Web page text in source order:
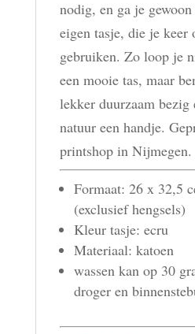
nodig, en ga je
eigen tasje, die je keer
gebruiken. Zo loop je
een mooie tas, maar
lekker duurzaam bezig
natuur een handje.
printshop in Nijmegen.
Formaat: 26 x 32,5
(exclusief hengsels)
Kleur tasje: ecru
Materiaal: katoen
wassen kan op 30
droger en